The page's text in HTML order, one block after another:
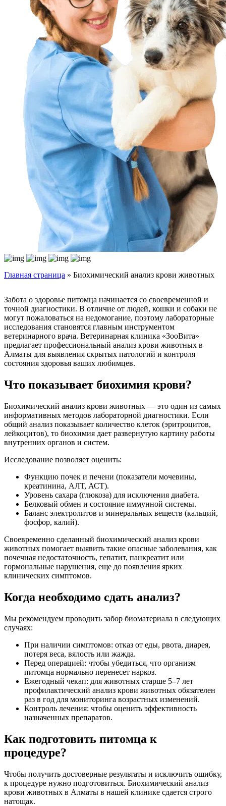
Главная страница » Биохимический анализ крови животных
Забота о здоровье питомца начинается со своевременной и
точной диагностики. В отличие от людей, кошки и собаки не
могут пожаловаться на недомогание, поэтому лабораторные
исследования становятся главным инструментом
ветеринарного врача. Ветеринарная клиника «ЗооВита»
предлагает профессиональный анализ крови животных в
Алматы для выявления скрытых патологий и контроля
состояния здоровья ваших любимцев.
Что показывает биохимия крови?
Биохимический анализ крови животных — это один из самых
информативных методов лабораторной диагностики. Если
общий анализ показывает количество клеток (эритроцитов,
лейкоцитов), то биохимия дает развернутую картину работы
внутренних органов и систем.
Исследование позволяет оценить:
Функцию почек и печени (показатели мочевины,
креатинина, АЛТ, АСТ).
Уровень сахара (глюкоза) для исключения диабета.
Белковый обмен и состояние иммунной системы.
Баланс электролитов и минеральных веществ (кальций,
фосфор, калий).
Своевременно сделанный биохимический анализ крови
животных помогает выявить такие опасные заболевания, как
почечная недостаточность, гепатит, панкреатит или
гормональные нарушения, еще до появления ярких
клинических симптомов.
Когда необходимо сдать анализ?
Мы рекомендуем проводить забор биоматериала в следующих
случаях:
При наличии симптомов: отказ от еды, рвота, диарея,
потеря веса, вялость или жажда.
Перед операцией: чтобы убедиться, что организм
питомца нормально перенесет наркоз.
Ежегодный чекап: для животных старше 5–7 лет
профилактический анализ крови животных обязателен
раз в год для мониторинга возрастных изменений.
Контроль лечения: чтобы оценить эффективность
назначенных препаратов.
Как подготовить питомца к
процедуре?
Чтобы получить достоверные результаты и исключить ошибку,
к процедуре нужно подготовиться. Биохимический анализ
крови животных в Алматы в нашей клинике сдается строго
натощак.